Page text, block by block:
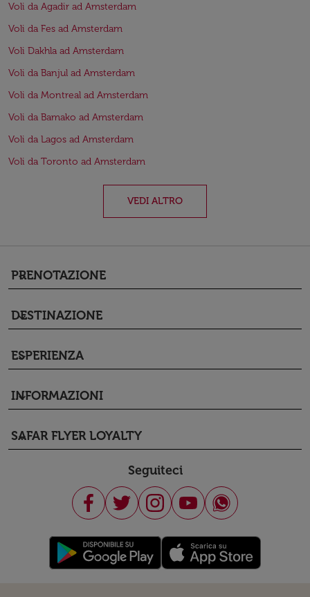
Voli da Agadir ad Amsterdam
Voli da Fes ad Amsterdam
Voli Dakhla ad Amsterdam
Voli da Banjul ad Amsterdam
Voli da Montreal ad Amsterdam
Voli da Bamako ad Amsterdam
Voli da Lagos ad Amsterdam
Voli da Toronto ad Amsterdam
VEDI ALTRO
PRENOTAZIONE
keyboard_arrow_down
DESTINAZIONE
keyboard_arrow_down
ESPERIENZA
keyboard_arrow_down
INFORMAZIONI
keyboard_arrow_down
SAFAR FLYER LOYALTY
keyboard_arrow_down
Seguiteci